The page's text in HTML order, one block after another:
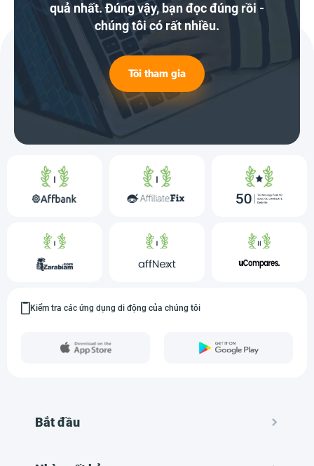
quả nhất. Đúng vậy, bạn đọc đúng rồi -
chúng tôi có rất nhiều.
Tôi tham gia
Kiểm tra các ứng dụng di động của chúng tôi
Bắt đầu